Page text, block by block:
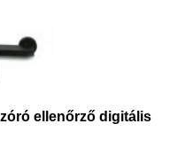
ellenőrző digitális